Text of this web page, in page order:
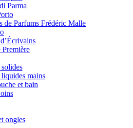
Parma
de Parfums Frédéric Malle
Première
liquides mains
et bain
ongles